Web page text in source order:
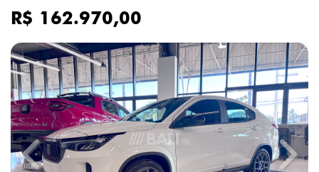
R$ 162.970,00
Previous Next